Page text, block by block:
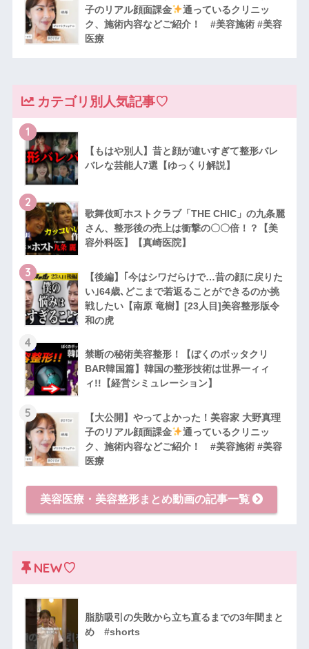
子のリアル顔面課金
通っているクリニッ
ク、施術内容などご紹介！ #美容施術 #美容
医療
カテゴリ別人気記事♡
1
【もはや別人】昔と顔が違いすぎて整形バレ
バレな芸能人7選【ゆっくり解説】
2
歌舞伎町ホストクラブ「THE CHIC」の九条麗
さん、整形後の売上は衝撃の〇〇倍！？【美
容外科医】【真崎医院】
3
【後編】｢今はシワだらけで…昔の顔に戻りた
い｣64歳､どこまで若返ることができるのか挑
戦したい【南原 竜樹】[23人目]美容整形版令
和の虎
4
禁断の秘術美容整形！【ぼくのボッタクリ
BAR韓国篇】韓国の整形技術は世界一ィィ
ィ!!【経営シミュレーション】
5
【大公開】やってよかった！美容家 大野真理
子のリアル顔面課金
通っているクリニッ
ク、施術内容などご紹介！ #美容施術 #美容
医療
美容医療・美容整形まとめ動画の記事一覧
NEW♡
脂肪吸引の失敗から立ち直るまでの3年間まと
め #shorts